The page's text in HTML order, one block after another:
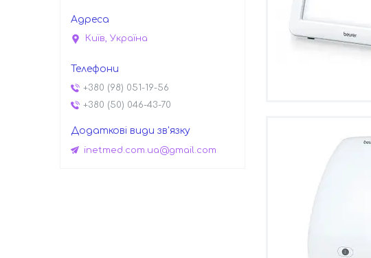
Київ, Україна
+380 (98) 051-19-56
+380 (50) 046-43-70
inetmed.com.ua@gmail.com